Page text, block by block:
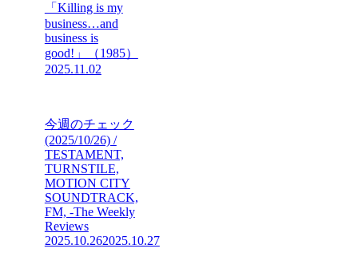
「Killing is my
business…and
business is
good!」（1985）
2025.11.02
今週のチェック
(2025/10/26) /
TESTAMENT,
TURNSTILE,
MOTION CITY
SOUNDTRACK,
FM, -The Weekly
Reviews
2025.10.262025.10.27